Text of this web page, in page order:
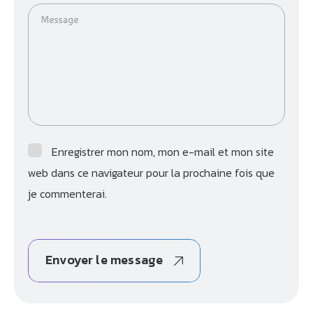
Message
Enregistrer mon nom, mon e-mail et mon site
web dans ce navigateur pour la prochaine fois que
je commenterai.
Envoyer le message